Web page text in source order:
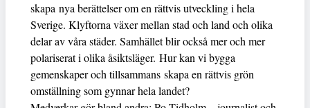
skapa nya berättelser om en rättvis utveckling i hela
Sverige. Klyftorna växer mellan stad och land och olika
delar av våra städer. Samhället blir också mer och mer
polariserat i olika åsiktsläger. Hur kan vi bygga
gemenskaper och tillsammans skapa en rättvis grön
omställning som gynnar hela landet?